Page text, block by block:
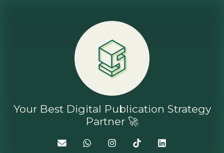
Your Best Digital Publication Strategy
Partner 🚀